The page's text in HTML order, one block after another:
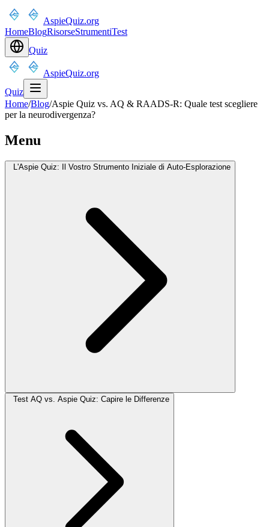
AspieQuiz.org
HomeBlogRisorseStrumentiTest
Quiz
AspieQuiz.org
Quiz
Home/Blog/Aspie Quiz vs. AQ & RAADS-R: Quale test scegliere
per la neurodivergenza?
Menu
L'Aspie Quiz: Il Vostro Strumento Iniziale di Auto-Esplorazione
Test AQ vs. Aspie Quiz: Capire le Differenze